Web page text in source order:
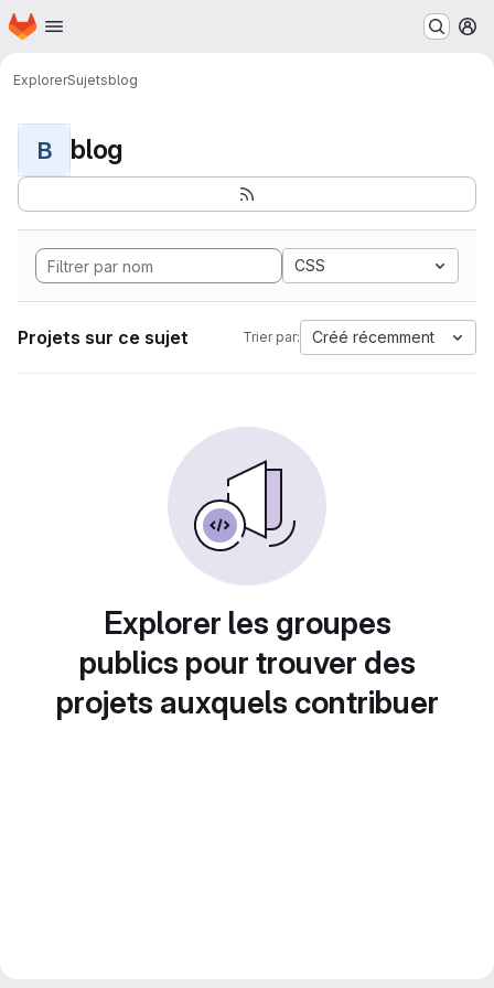
Passer au contenu principal
Page d'accueil
ExplorerSujetsblog
B blog
CSS
Projets sur ce sujet Trier par: Créé récemment
Explorer les groupes
publics pour trouver des
projets auxquels contribuer